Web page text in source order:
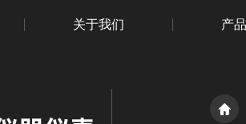
关于我们 产